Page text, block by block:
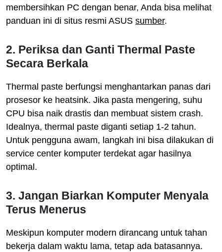
membersihkan PC dengan benar, Anda bisa melihat
panduan ini di situs resmi ASUS sumber.
2. Periksa dan Ganti Thermal Paste
Secara Berkala
Thermal paste berfungsi menghantarkan panas dari
prosesor ke heatsink. Jika pasta mengering, suhu
CPU bisa naik drastis dan membuat sistem crash.
Idealnya, thermal paste diganti setiap 1-2 tahun.
Untuk pengguna awam, langkah ini bisa dilakukan di
service center komputer terdekat agar hasilnya
optimal.
3. Jangan Biarkan Komputer Menyala
Terus Menerus
Meskipun komputer modern dirancang untuk tahan
bekerja dalam waktu lama, tetap ada batasannya.